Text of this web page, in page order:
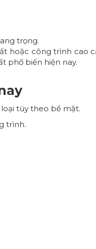
trọng.
hoặc công trình
phổ biến hiện nay.
tùy theo bề mặt.
trình.